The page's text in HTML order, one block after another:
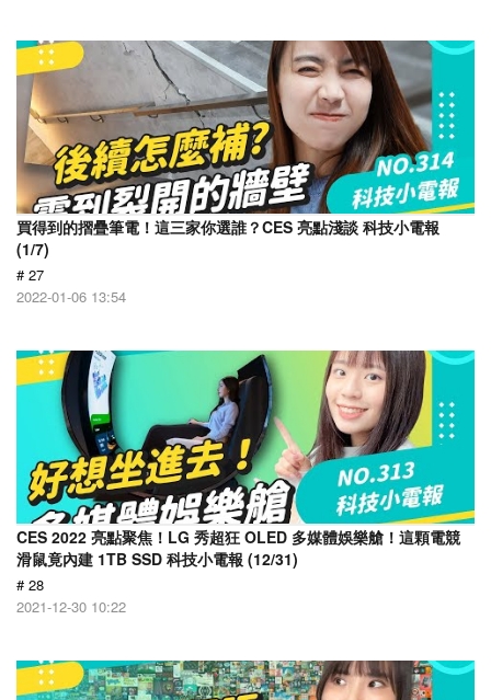
買得到的摺疊筆電！這三家你選誰？CES 亮點淺談 科技小電報
(1/7)
# 27
2022-01-06 13:54
CES 2022 亮點聚焦！LG 秀超狂 OLED 多媒體娛樂艙！這顆電競
滑鼠竟內建 1TB SSD 科技小電報 (12/31)
# 28
2021-12-30 10:22